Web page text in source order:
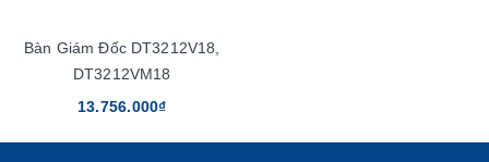
Bàn Giám Đốc DT3212V18,
DT3212VM18
13.756.000₫